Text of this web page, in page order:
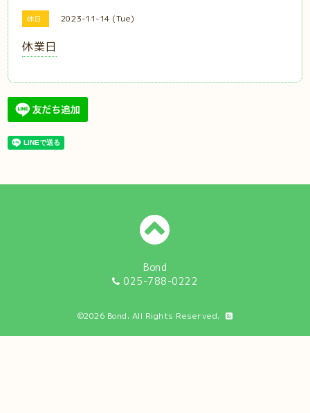
休日 2023-11-14 (Tue)
休業日
Bond
025-788-0222
©2026 Bond. All Rights Reserved.